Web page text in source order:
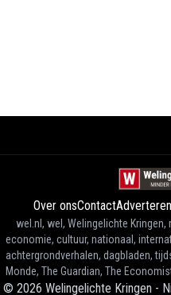
Over onsContactAdverteren
wel.nl, wel, Welingelichte
economie, cultuur, nationaal,
achtergrondverhalen, dagbladen,
Monde, The Guardian, The
© 2026 Welingelichte Kringen -